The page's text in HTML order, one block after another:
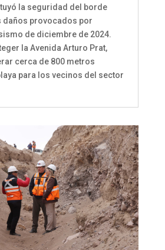
la seguridad del borde
daños provocados por
de diciembre de 2024.
la Avenida Arturo Prat,
cerca de 800 metros
para los vecinos del sector